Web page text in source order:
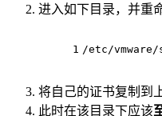
进入如下目录，并重
1 /etc/
将自己的证书复制到
此时在该目录下应该